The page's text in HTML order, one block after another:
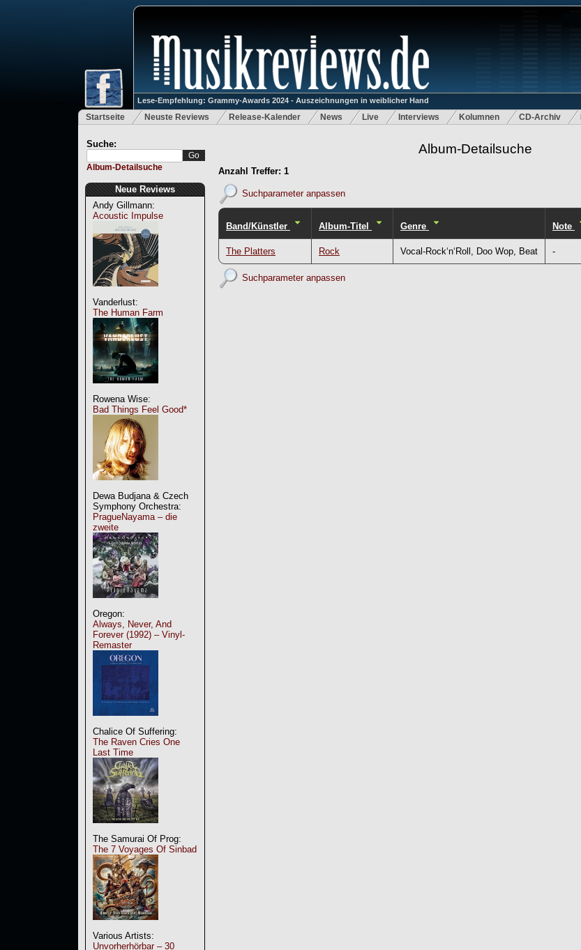
Lese-Empfehlung: Grammy-Awards 2024 - Auszeichnungen in weiblicher Hand
Startseite Neuste Reviews Release-Kalender News Live Interviews Kolumnen CD-Archiv
Suche:
Album-Detailsuche
Neue Reviews
Andy Gillmann:
Acoustic Impulse
Vanderlust:
The Human Farm
Rowena Wise:
Bad Things Feel Good*
Dewa Budjana & Czech
Symphony Orchestra:
PragueNayama – die
zweite
Oregon:
Always, Never, And
Forever (1992) – Vinyl-
Remaster
Chalice Of Suffering:
The Raven Cries One
Last Time
The Samurai Of Prog:
The 7 Voyages Of Sinbad
Various Artists:
Unvorherhörbar – 30
Album-Detailsuche
Anzahl Treffer: 1
Suchparameter anpassen
Band/Künstler Album-Titel Genre Note
The Platters Rock Vocal-Rock‘n‘Roll, Doo Wop, Beat -
Suchparameter anpassen